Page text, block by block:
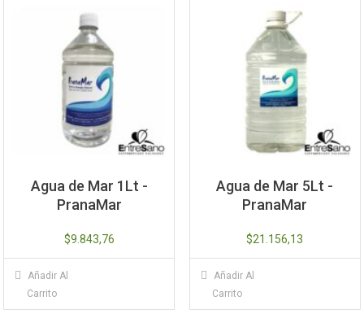
Agua de Mar 1Lt -
PranaMar
$9.843,76
Añadir Al
Carrito
Agua de Mar 5Lt -
PranaMar
$21.156,13
Añadir Al
Carrito